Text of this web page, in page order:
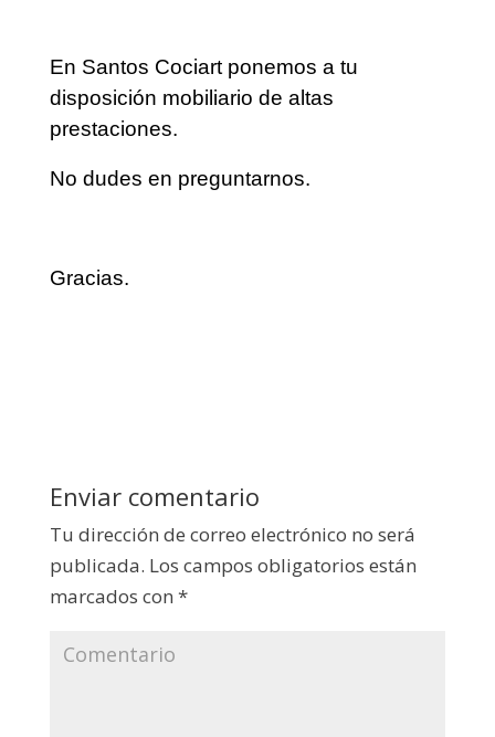
En Santos Cociart ponemos a tu
disposición mobiliario de altas
prestaciones.
No dudes en preguntarnos.
Gracias.
Enviar comentario
Tu dirección de correo electrónico no será
publicada. Los campos obligatorios están
marcados con *